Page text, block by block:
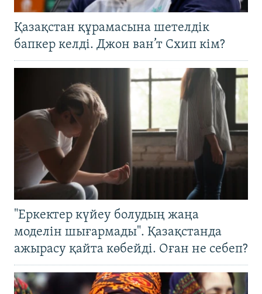
Қазақстан құрамасына шетелдік
бапкер келді. Джон ван’т Схип кім?
"Еркектер күйеу болудың жаңа
моделін шығармады". Қазақстанда
ажырасу қайта көбейді. Оған не себеп?